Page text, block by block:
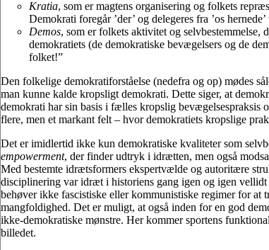
Kratia, som er magtens organisering og folkets
Demokrati foregår ’der’ og delegeres fra ’os
Demos, som er folkets aktivitet og
demokratiets (de demokratiske bevægelsers og de
folket!”
Den folkelige demokratiforståelse (nedefra og op) mødes
man kunne kalde kropsligt demokrati. Dette siger, at
demokrati har sin basis i fælles kropslig bevægelsespraksis
flere, men et markant felt – hvor demokratiets kropslige
Det er imidlertid ikke kun demokratiske kvaliteter som
empowerment, der finder udtryk i idrætten, men også
Med bestemte idrætsformers ekspertvælde og autoritære
disciplinering var idræt i historiens gang igen og igen
behøver ikke fascistiske eller kommunistiske regimer for at
mangfoldighed. Det er muligt, at også inden for en god
ikke-demokratiske mønstre. Her kommer sportens
billedet.